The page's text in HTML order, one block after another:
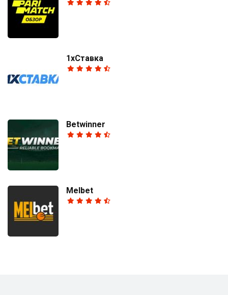
1хСтавка
Betwinner
Melbet